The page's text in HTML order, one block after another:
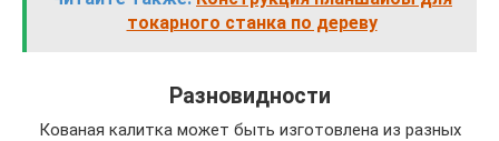
токарного станка по дереву
Разновидности
Кованая калитка может быть изготовлена из разных